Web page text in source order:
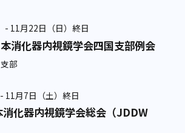
- 11月22日（日）終日
消化器内視鏡学会四国支部例会
部
11月7日（土）終日
化器内視鏡学会総会（JDDW